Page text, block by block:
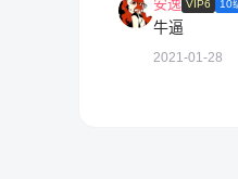
安逸 VIP6 10
牛逼
2021-01-28